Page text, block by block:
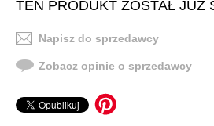
TEN PRODUKT ZOSTAŁ JUŻ
Napisz do sprzedawcy
Zobacz opinie o sprzedawcy